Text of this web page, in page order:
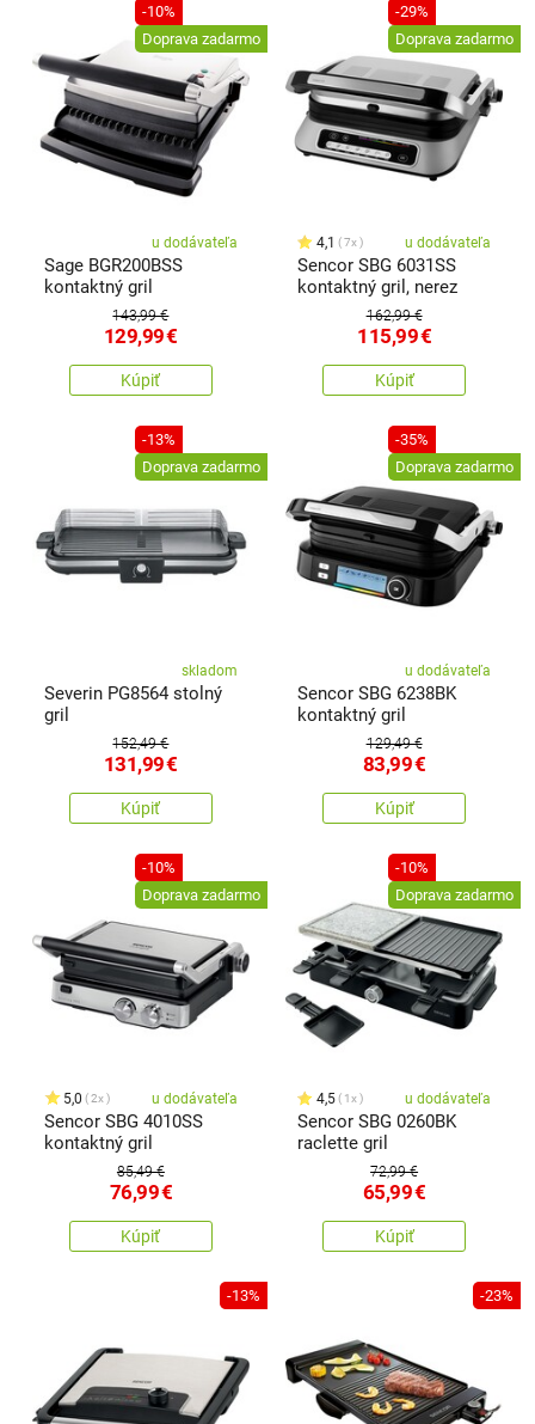
-10%
Doprava zadarmo
u dodávateľa
Sage BGR200BSS
kontaktný gril
143,99 €
129,99€
Kúpiť
-29%
Doprava zadarmo
4,1 7x u dodávateľa
Sencor SBG 6031SS
kontaktný gril, nerez
162,99 €
115,99€
Kúpiť
-13%
Doprava zadarmo
skladom
Severin PG8564 stolný
gril
152,49 €
131,99€
Kúpiť
-35%
Doprava zadarmo
u dodávateľa
Sencor SBG 6238BK
kontaktný gril
129,49 €
83,99€
Kúpiť
-10%
Doprava zadarmo
5,0 2x u dodávateľa
Sencor SBG 4010SS
kontaktný gril
85,49 €
76,99€
Kúpiť
-10%
Doprava zadarmo
4,5 1x u dodávateľa
Sencor SBG 0260BK
raclette gril
72,99 €
65,99€
Kúpiť
-13% -23%